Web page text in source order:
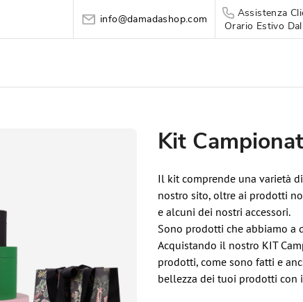
info@damadashop.com
Assistenza
Orario Estivo
Kit
Il kit comprende una varietà
nostro sito, oltre ai prodotti
e alcuni dei nostri accessori.
Sono prodotti che abbiamo a
Acquistando il nostro KIT
prodotti, come sono fatti e
bellezza dei tuoi prodotti con